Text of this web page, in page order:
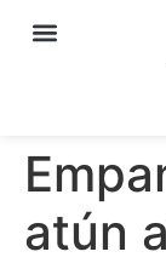
atún